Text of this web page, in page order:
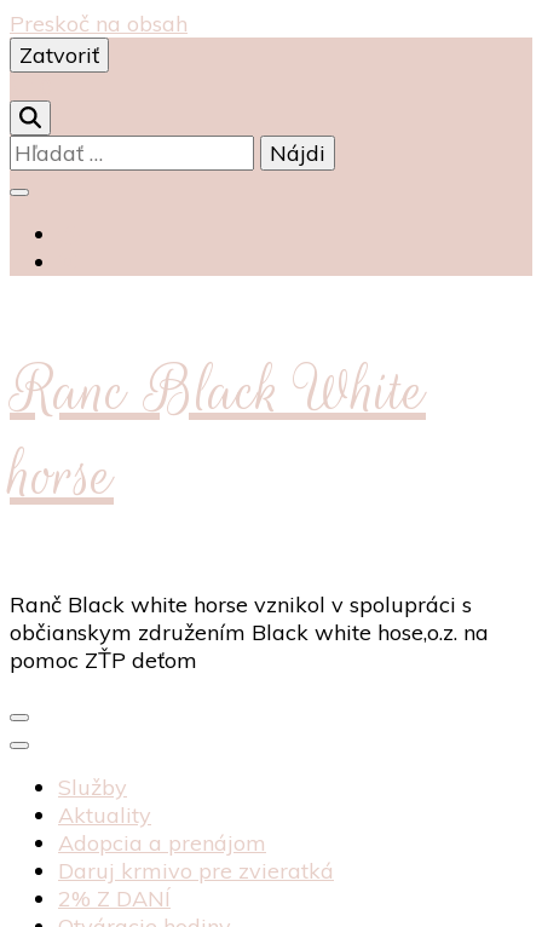
Preskoč na obsah
Zatvoriť
Hľadať:
Ranc Black White
horse
Ranč Black white horse vznikol v spolupráci s
občianskym združením Black white hose,o.z. na
pomoc ZŤP deťom
Služby
Aktuality
Adopcia a prenájom
Daruj krmivo pre zvieratká
2% Z DANÍ